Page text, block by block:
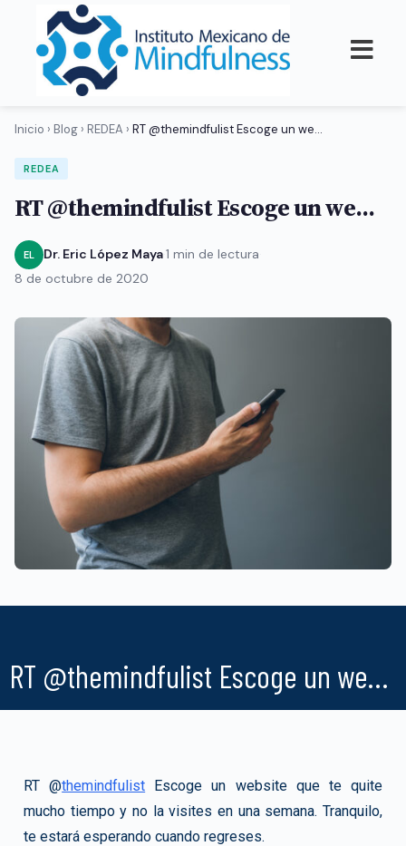
Inicio › Blog › REDEA › RT @themindfulist Escoge un we…
REDEA
RT @themindfulist Escoge un we…
EL Dr. Eric López Maya1 min de lectura
8 de octubre de 2020
RT @themindfulist Escoge un we…
RT @themindfulist Escoge un website que te quite
mucho tiempo y no la visites en una semana. Tranquilo,
te estará esperando cuando regreses.